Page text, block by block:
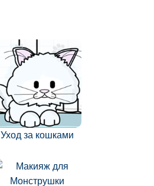
Уход за кошками